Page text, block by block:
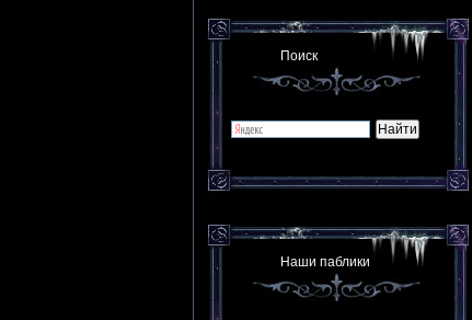
Поиск
Наши паблики